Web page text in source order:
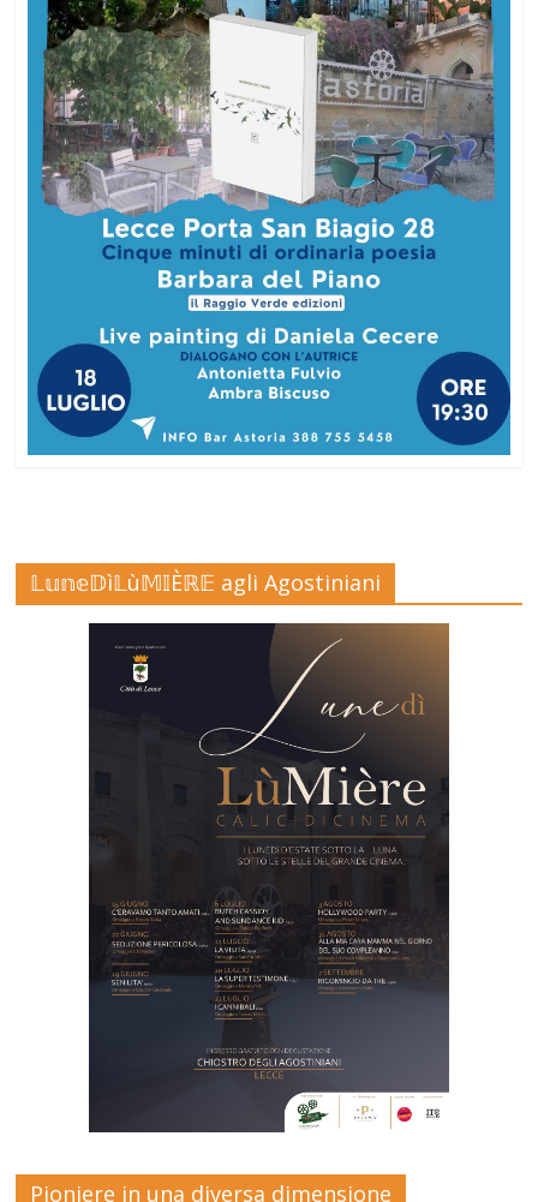
𝕃𝕦𝕟𝕖𝔻ì𝕃ù𝕄𝕀Èℝ𝔼 agli Agostiniani
Pioniere in una diversa dimensione